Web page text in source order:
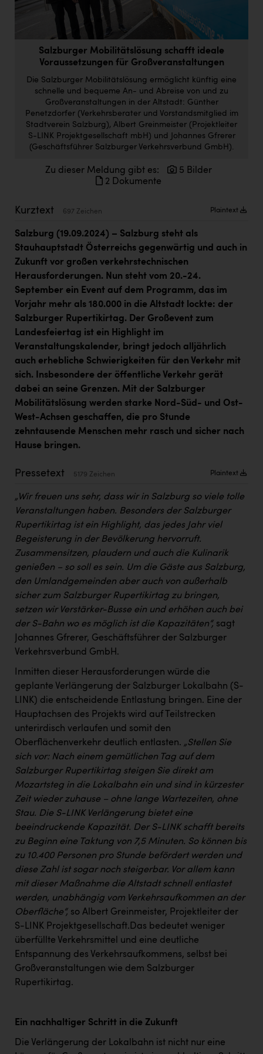
Doppler Gruppe
everfield
Firmenradl
Fristads Austria
HIG Infomotion Group
IFE Austria GmbH
INTERSPORT Austria
Jesolo
Jane Goodall Institute Austria
Kärcher
Karin Liedl
KEBA
KIWI Kinderwunsch Institut Dr. Loimer
KLIPP Frisör
Kleider Bauer
Kremsmüller Anlagenbau GmbH
Oldtimer Raststationen und Motorhotels
Österreichischer Kachelofenverband
Passage Linz
PÜSPÖK
REMAX
RE/MAX Welcome
Resch&Frisch
RUBBLE MASTER
SCRI - Salzburg Cancer Research Institute
SCHMACHTL GmbH
Schwingshandl - automation technology gmbh
Smurfit Westrock Nettingsdorf
TCL
TGW Logistics
TRAILOMAT & Cycling Austria
VERITAS
Vier Diamanten
Vorlagenportal
Wir besiegen Krebs
Wirtschaftskammer OÖ
ZGONC
ZULuft - Zukunft Luft Austria
Salzburger Mobilitätslösung schafft ideale
Voraussetzungen für Großveranstaltungen
Die Salzburger Mobilitätslösung ermöglicht künftig eine
schnelle und bequeme An- und Abreise von und zu
Großveranstaltungen in der Altstadt: Günther
Penetzdorfer (Verkehrsberater und Vorstandsmitglied im
Stadtverein Salzburg), Albert Greinmeister (Projektleiter
S-LINK Projektgesellschaft mbH) und Johannes Gfrerer
(Geschäftsführer Salzburger Verkehrsverbund GmbH).
Zu dieser Meldung gibt es:
5 Bilder
2 Dokumente
Kurztext 697 Zeichen Plaintext
Salzburg (19.09.2024) – Salzburg steht als
Stauhauptstadt Österreichs gegenwärtig und auch in
Zukunft vor großen verkehrstechnischen
Herausforderungen. Nun steht vom 20.-24.
September ein Event auf dem Programm, das im
Vorjahr mehr als 180.000 in die Altstadt lockte: der
Salzburger Rupertikirtag. Der Großevent zum
Landesfeiertag ist ein Highlight im
Veranstaltungskalender, bringt jedoch alljährlich
auch erhebliche Schwierigkeiten für den Verkehr mit
sich. Insbesondere der öffentliche Verkehr gerät
dabei an seine Grenzen. Mit der Salzburger
Mobilitätslösung werden starke Nord-Süd- und Ost-
West-Achsen geschaffen, die pro Stunde
zehntausende Menschen mehr rasch und sicher nach
Hause bringen.
Pressetext 5179 Zeichen Plaintext
„Wir freuen uns sehr, dass wir in Salzburg so viele tolle
Veranstaltungen haben. Besonders der Salzburger
Rupertikirtag ist ein Highlight, das jedes Jahr viel
Begeisterung in der Bevölkerung hervorruft.
Zusammensitzen, plaudern und auch die Kulinarik
genießen – so soll es sein. Um die Gäste aus Salzburg,
den Umlandgemeinden aber auch von außerhalb
sicher zum Salzburger Rupertikirtag zu bringen,
setzen wir Verstärker-Busse ein und erhöhen auch bei
der S-Bahn wo es möglich ist die Kapazitäten“, sagt
Johannes Gfrerer, Geschäftsführer der Salzburger
Verkehrsverbund GmbH.
Inmitten dieser Herausforderungen würde die
geplante Verlängerung der Salzburger Lokalbahn (S-
LINK) die entscheidende Entlastung bringen. Eine der
Hauptachsen des Projekts wird auf Teilstrecken
unterirdisch verlaufen und somit den
Oberflächenverkehr deutlich entlasten. „Stellen Sie
sich vor: Nach einem gemütlichen Tag auf dem
Salzburger Rupertikirtag steigen Sie direkt am
Mozartsteg in die Lokalbahn ein und sind in kürzester
Zeit wieder zuhause – ohne lange Wartezeiten, ohne
Stau. Die S-LINK Verlängerung bietet eine
beeindruckende Kapazität. Der S-LINK schafft bereits
zu Beginn eine Taktung von 7,5 Minuten. So können bis
zu 10.400 Personen pro Stunde befördert werden und
diese Zahl ist sogar noch steigerbar. Vor allem kann
mit dieser Maßnahme die Altstadt schnell entlastet
werden, unabhängig vom Verkehrsaufkommen an der
Oberfläche“, so Albert Greinmeister, Projektleiter der
S-LINK Projektgesellschaft.Das bedeutet weniger
überfüllte Verkehrsmittel und eine deutliche
Entspannung des Verkehrsaufkommens, selbst bei
Großveranstaltungen wie dem Salzburger
Rupertikirtag.
Ein nachhaltiger Schritt in die Zukunft
Die Verlängerung der Lokalbahn ist nicht nur eine